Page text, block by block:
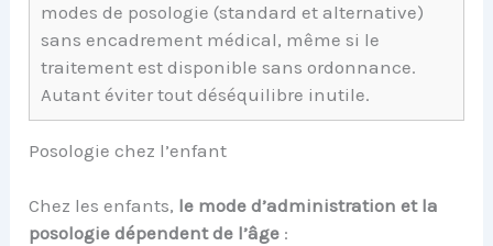
modes de posologie (standard et alternative)
sans encadrement médical, même si le
traitement est disponible sans ordonnance.
Autant éviter tout déséquilibre inutile.
Posologie chez l’enfant
Chez les enfants, le mode d’administration et la
posologie dépendent de l’âge :